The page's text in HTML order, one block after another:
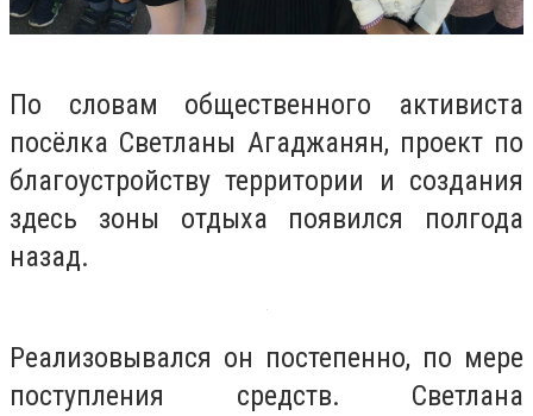
По словам общественного активиста
посёлка Светланы Агаджанян, проект по
благоустройству территории и создания
здесь зоны отдыха появился полгода
назад.
Реализовывался он постепенно, по мере
поступления средств. Светлана